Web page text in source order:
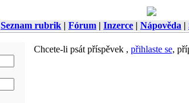
Seznam rubrik | Fórum | Inzerce | Nápověda |
Chcete-li psát příspěvek , přihlaste se,